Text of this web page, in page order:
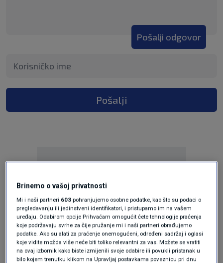
Pošalji odgovor
Pošalji
Oglas
Brinemo o vašoj privatnosti
Mi i naši partneri 603 pohranjujemo osobne podatke, kao što su podaci o
pregledavanju ili jedinstveni identifikatori, i pristupamo im na vašem
uređaju. Odabirom opcije Prihvaćam omogućit ćete tehnologije praćenja
koje podržavaju svrhe za čije pružanje mi i naši partneri obrađujemo
podatke. Ako su alati za praćenje onemogućeni, određeni sadržaj i oglasi
koje vidite možda više neće biti toliko relevantni za vas. Možete se vratiti
na ovaj izbornik kako biste izmijenili svoje odabire ili povukli pristanak u
bilo kojem trenutku klikom na Upravljaj postavkama poveznicu pri dnu